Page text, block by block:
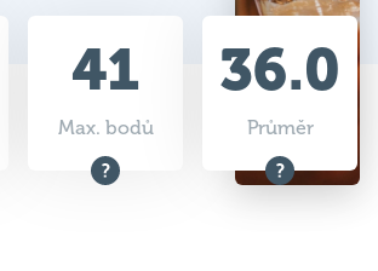
41
Max. bodů
36.0
Průměr